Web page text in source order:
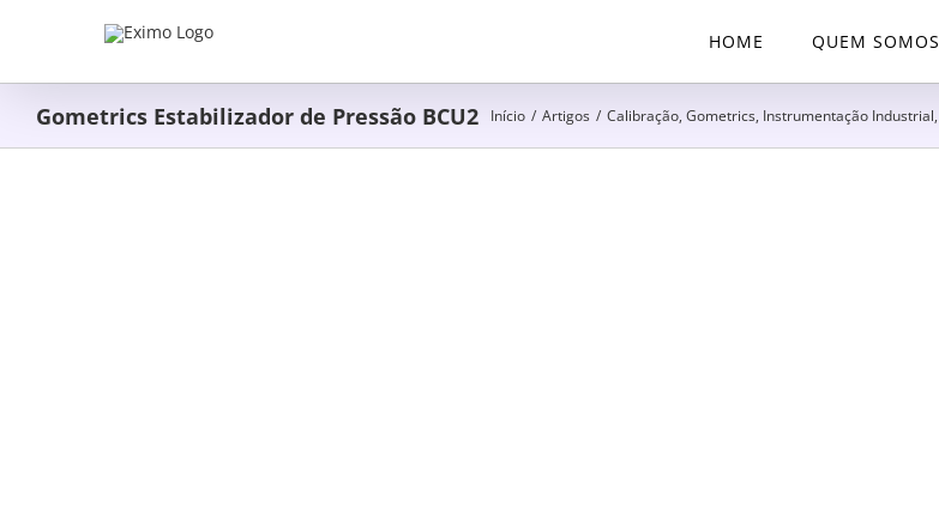
content
HOME QUEM SOMOS
Gometrics Estabilizador de Pressão BCU2 Início / Artigos / Calibração, Gometrics, Instrumentação Industrial,